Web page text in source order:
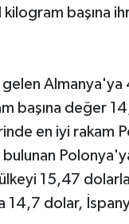
başına
gelen
başına değer
en iyi rakam
bulunan
15,47
14,7 dolar,